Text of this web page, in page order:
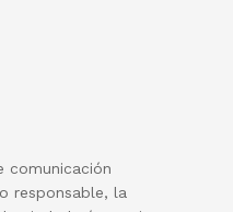
comunicación
responsable, la